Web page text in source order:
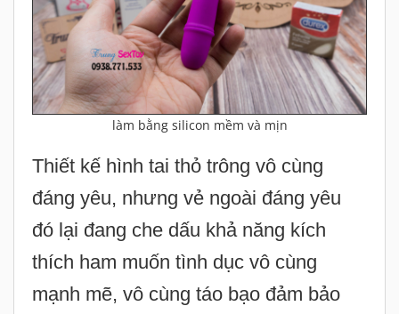
làm bằng silicon mềm và mịn
Thiết kế hình tai thỏ trông vô cùng
đáng yêu, nhưng vẻ ngoài đáng yêu
đó lại đang che dấu khả năng kích
thích ham muốn tình dục vô cùng
mạnh mẽ, vô cùng táo bạo đảm bảo